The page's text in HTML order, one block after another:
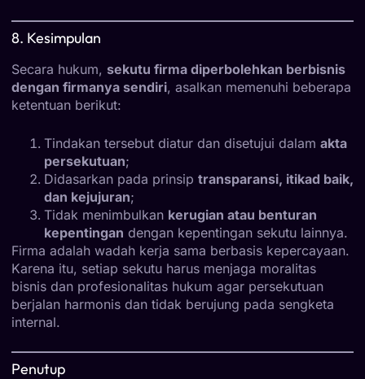
8. Kesimpulan
Secara hukum, sekutu firma diperbolehkan berbisnis
dengan firmanya sendiri, asalkan memenuhi beberapa
ketentuan berikut:
Tindakan tersebut diatur dan disetujui dalam akta
persekutuan;
Didasarkan pada prinsip transparansi, itikad baik,
dan kejujuran;
Tidak menimbulkan kerugian atau benturan
kepentingan dengan kepentingan sekutu lainnya.
Firma adalah wadah kerja sama berbasis kepercayaan.
Karena itu, setiap sekutu harus menjaga moralitas
bisnis dan profesionalitas hukum agar persekutuan
berjalan harmonis dan tidak berujung pada sengketa
internal.
Penutup